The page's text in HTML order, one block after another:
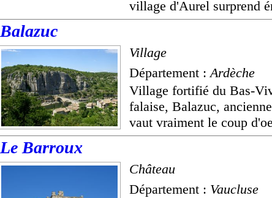
village d'Aurel surprend
Balazuc
Village
Département : Ardèche
Village fortifié du Bas-
falaise, Balazuc,
vaut vraiment le coup
Le Barroux
Château
Département : Vaucluse